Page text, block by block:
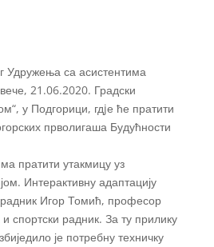
Удружења са асистентима
21.06.2020. Градски
у Подгорици, гдjе ће пратити
прволигаша Будућности
пратити утакмицу уз
Интерактивну адаптацију
Игор Томић, професор
спортски радник. За ту прилику
је потребну техничку